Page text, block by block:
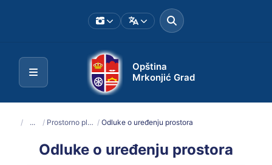
Opština
Mrkonjić Grad
/ ... / Prostorno planska dokumentacija / Odluke o uređenju prostora
Odluke o uređenju prostora